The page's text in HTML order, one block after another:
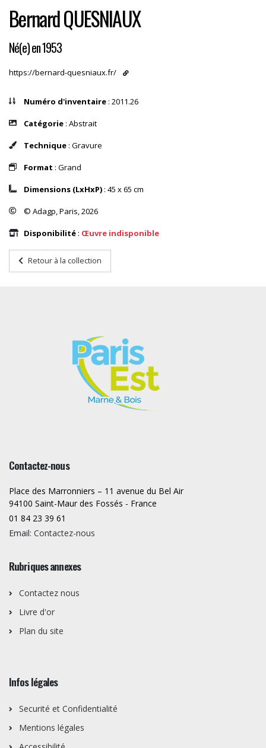
Bernard QUESNIAUX
Né(e) en 1953
https://bernard-quesniaux.fr/
Numéro d'inventaire : 2011.26
Catégorie : Abstrait
Technique : Gravure
Format : Grand
Dimensions (LxHxP) : 45 x 65 cm
© Adagp, Paris, 2026
Disponibilité : Œuvre indisponible
Retour à la collection
Contactez-nous
Place des Marronniers – 11 avenue du Bel Air
94100 Saint-Maur des Fossés - France
01 84 23 39 61
Email: Contactez-nous
Rubriques annexes
Contactez nous
Livre d'or
Plan du site
Infos légales
Securité et Confidentialité
Mentions légales